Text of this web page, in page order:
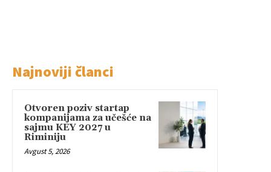
Najnoviji članci
Otvoren poziv startap
kompanijama za učešće na
sajmu KEY 2027 u
Riminiju
Avgust 5, 2026